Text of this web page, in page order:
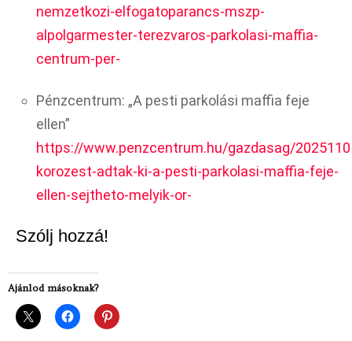
nemzetkozi-elfogatoparancs-mszp-
alpolgarmester-terezvaros-parkolasi-maffia-
centrum-per-
Pénzcentrum: „A pesti parkolási maffia feje
ellen”
https://www.penzcentrum.hu/gazdasag/
korozest-adtak-ki-a-pesti-parkolasi-maffia-feje-
ellen-sejtheto-melyik-or-
Szólj hozzá!
Ajánlod másoknak?